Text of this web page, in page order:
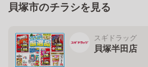
貝塚市のチラシを見る
スギドラッグ
貝塚半田店